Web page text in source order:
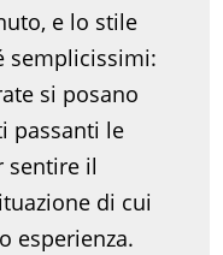
e lo stile
semplicissimi:
si posano
passanti le
sentire il
di cui
esperienza.